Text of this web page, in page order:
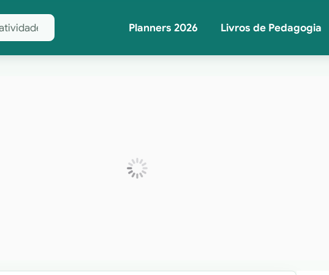
Planners 2026
Livros de Pedagogia